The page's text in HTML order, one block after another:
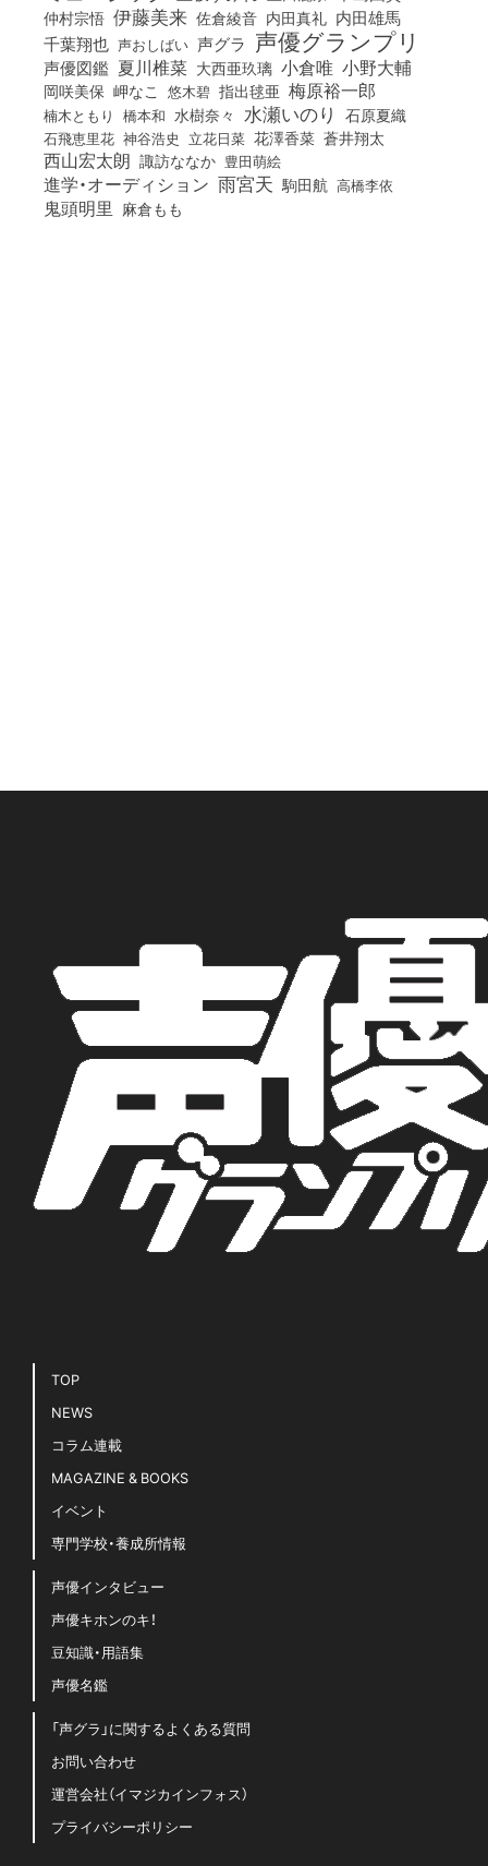
仲村宗悟 伊藤美来 佐倉綾音 内田真礼 内田雄馬
千葉翔也 声おしばい 声グラ 声優グランプリ
声優図鑑 夏川椎菜 大西亜玖璃 小倉唯 小野大輔
岡咲美保 岬なこ 悠木碧 指出毬亜 梅原裕一郎
楠木ともり 橋本和 水樹奈々 水瀬いのり 石原夏織
石飛恵里花 神谷浩史 立花日菜 花澤香菜 蒼井翔太
西山宏太朗 諏訪ななか 豊田萌絵
進学・オーディション 雨宮天 駒田航 高橋李依
鬼頭明里 麻倉もも
TOP
NEWS
コラム連載
MAGAZINE & BOOKS
イベント
専門学校・養成所情報
声優インタビュー
声優キホンのキ！
豆知識・用語集
声優名鑑
「声グラ」に関するよくある質問
お問い合わせ
運営会社（イマジカインフォス）
プライバシーポリシー